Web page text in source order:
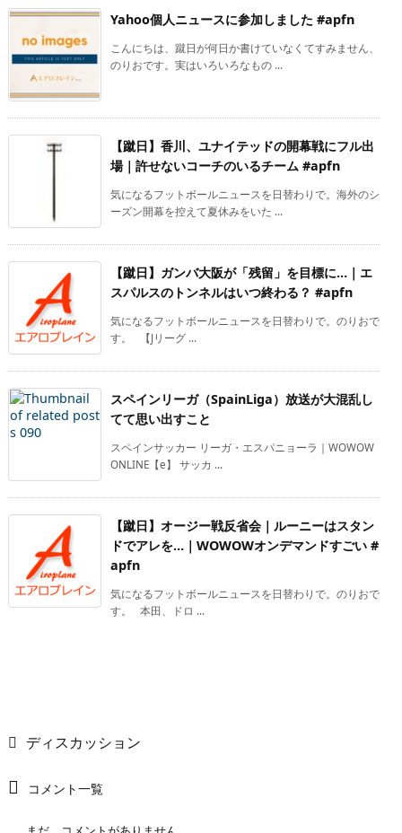
Yahoo個人ニュースに参加しました #apfn
こんにちは、蹴日が何日か書けていなくてすみません、
のりおです。実はいろいろなもの ...
【蹴日】香川、ユナイテッドの開幕戦にフル出
場｜許せないコーチのいるチーム #apfn
気になるフットボールニュースを日替わりで。海外のシ
ーズン開幕を控えて夏休みをいた ...
【蹴日】ガンバ大阪が「残留」を目標に…｜エ
スパルスのトンネルはいつ終わる？ #apfn
気になるフットボールニュースを日替わりで。のりおで
す。 【Jリーグ ...
スペインリーガ（SpainLiga）放送が大混乱し
てて思い出すこと
スペインサッカー リーガ・エスパニョーラ｜WOWOW
ONLINE【e】 サッカ ...
【蹴日】オージー戦反省会｜ルーニーはスタン
ドでアレを…｜WOWOWオンデマンドすごい #
apfn
気になるフットボールニュースを日替わりで。のりおで
す。 本田、ドロ ...
ディスカッション
コメント一覧